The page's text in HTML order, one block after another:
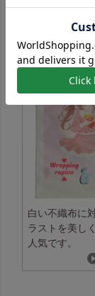
白い不織布に
ラストを美し
人気です。